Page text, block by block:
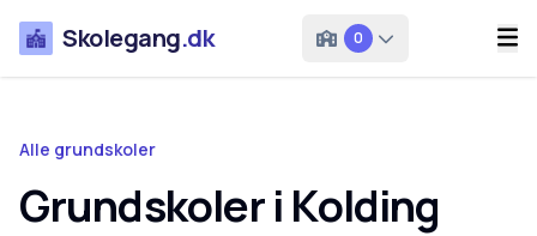
Skolegang.dk 0
Alle grundskoler
Grundskoler i Kolding